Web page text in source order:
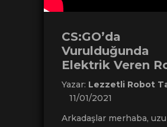
CS:GO’da
Vurulduğunda
Elektrik Veren
Yazar: Lezzetli Robot
11/01/2021
Arkadaşlar merhaba,